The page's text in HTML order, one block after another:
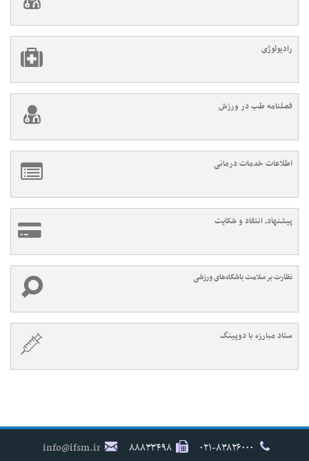
رادیولوژی
فصلنامه طب در ورزش
اطلاعات خدمات درمانی
پیشنهاد، انتقاد و شکایت
نظارت بر سلامت باشگاه‌های ورزشی
ستاد مبارزه با دوپینگ
۸۸۸۳۳۴۹۸ info@ifsm.ir